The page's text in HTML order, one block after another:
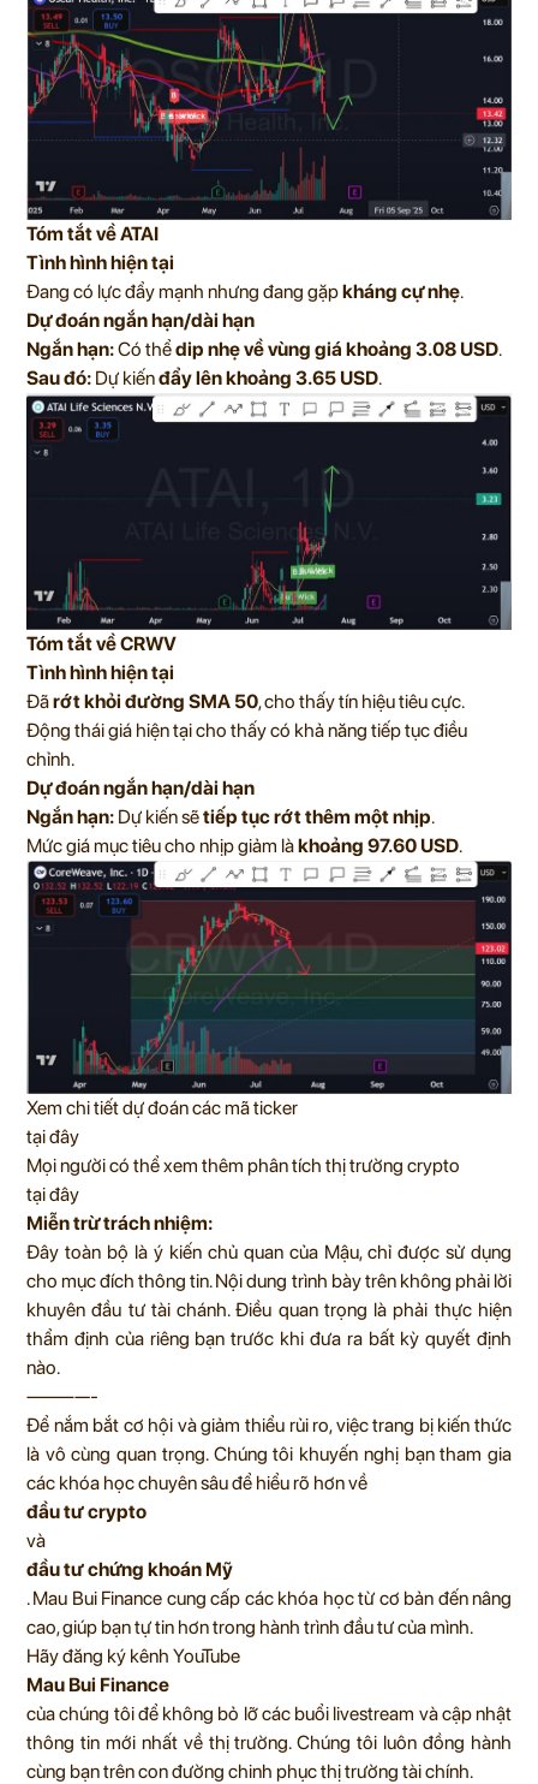
Tóm tắt về ATAI
Tình hình hiện tại
Đang có lực đẩy mạnh nhưng đang gặpkháng cự nhẹ.
Dự đoán ngắn hạn/dài hạn
Ngắn hạn:Có thểdip nhẹ về vùng giá khoảng 3.08 USD.
Sau đó: Dự kiếnđẩy lên khoảng 3.65 USD.
Tóm tắt về CRWV
Tình hình hiện tại
Đãrớt khỏi đường SMA 50, cho thấy tín hiệu tiêu cực.
Động thái giá hiện tại cho thấy có khả năng tiếp tục điều
chỉnh.
Dự đoán ngắn hạn/dài hạn
Ngắn hạn: Dự kiến sẽtiếp tục rớt thêm một nhịp.
Mức giá mục tiêu cho nhịp giảm làkhoảng 97.60 USD.
Xem chi tiết dự đoán các mã ticker
tại đây
Mọi người có thể xem thêm phân tích thị trường crypto
tại đây
Miễn trừ trách nhiệm:
Đây toàn bộ là ý kiến chủ quan của Mậu, chỉ được sử dụng
cho mục đích thông tin. Nội dung trình bày trên không phải lời
khuyên đầu tư tài chánh. Điều quan trọng là phải thực hiện
thẩm định của riêng bạn trước khi đưa ra bất kỳ quyết định
nào.
————-
Để nắm bắt cơ hội và giảm thiểu rủi ro, việc trang bị kiến thức
là vô cùng quan trọng. Chúng tôi khuyến nghị bạn tham gia
các khóa học chuyên sâu để hiểu rõ hơn về
đầu tư crypto
và
đầu tư chứng khoán Mỹ
.Mau Bui Finance cung cấp các khóa học từ cơ bản đến nâng
cao, giúp bạn tự tin hơn trong hành trình đầu tư của mình.
Hãy đăng ký kênh YouTube
Mau Bui Finance
của chúng tôi để không bỏ lỡ các buổi livestream và cập nhật
thông tin mới nhất về thị trường. Chúng tôi luôn đồng hành
cùng bạn trên con đường chinh phục thị trường tài chính.